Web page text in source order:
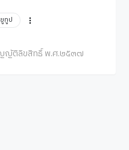
ทูป
ญัติลิขสิทธิ์ พ.ศ.๒๕๓๗